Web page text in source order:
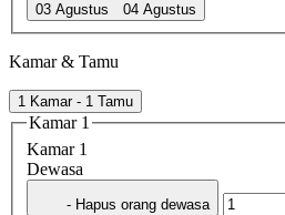
03 Agustus 04 Agustus
Kamar & Tamu
1 Kamar - 1 Tamu
Kamar 1
Kamar 1
Dewasa
- Hapus orang dewasa